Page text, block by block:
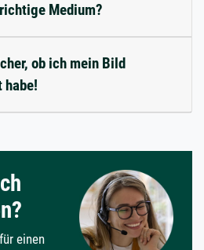
Medium?
ob ich mein Bild
einen